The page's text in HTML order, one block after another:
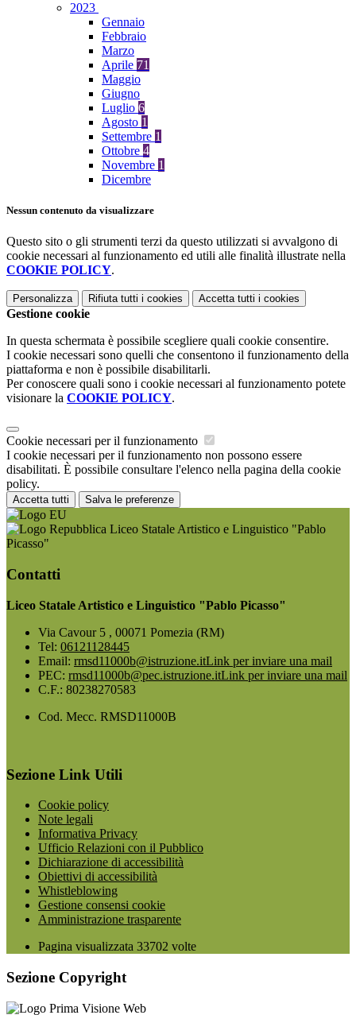
2023
Gennaio
Febbraio
Marzo
Aprile 71
Maggio
Giugno
Luglio 6
Agosto 1
Settembre 1
Ottobre 4
Novembre 1
Dicembre
Nessun contenuto da visualizzare
Questo sito o gli strumenti terzi da questo utilizzati si avvalgono di
cookie necessari al funzionamento ed utili alle finalità illustrate nella
COOKIE POLICY.
Personalizza Rifiuta tutti i cookies Accetta tutti i cookies
Gestione cookie
In questa schermata è possibile scegliere quali cookie consentire.
I cookie necessari sono quelli che consentono il funzionamento della
piattaforma e non è possibile disabilitarli.
Per conoscere quali sono i cookie necessari al funzionamento potete
visionare la COOKIE POLICY.
Cookie necessari per il funzionamento
I cookie necessari per il funzionamento non possono essere
disabilitati. È possibile consultare l'elenco nella pagina della cookie
policy.
Accetta tutti Salva le preferenze
Liceo Statale Artistico e Linguistico "Pablo
Picasso"
Contatti
Liceo Statale Artistico e Linguistico "Pablo Picasso"
Via Cavour 5 , 00071 Pomezia (RM)
Tel: 06121128445
Email: rmsd11000b@istruzione.itLink per inviare una mail
PEC: rmsd11000b@pec.istruzione.itLink per inviare una mail
C.F.: 80238270583
Cod. Mecc. RMSD11000B
Sezione Link Utili
Cookie policy
Note legali
Informativa Privacy
Ufficio Relazioni con il Pubblico
Dichiarazione di accessibilità
Obiettivi di accessibilità
Whistleblowing
Gestione consensi cookie
Amministrazione trasparente
Pagina visualizzata 33702 volte
Sezione Copyright